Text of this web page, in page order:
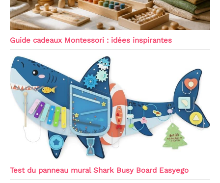
Guide cadeaux Montessori : idées inspirantes
Test du panneau mural Shark Busy Board Easyego